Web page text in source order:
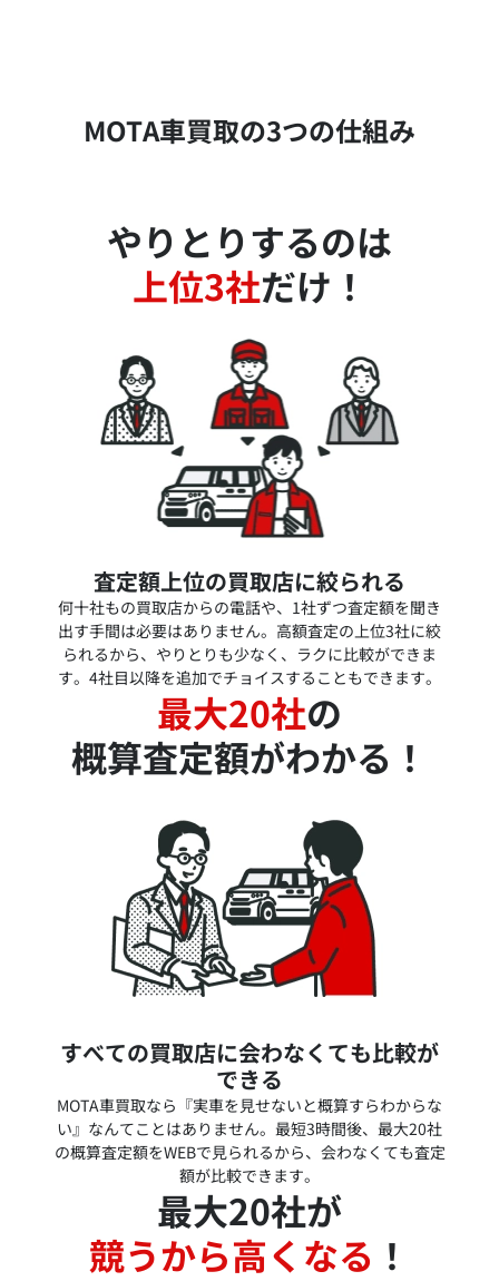
MOTA車買取の3つの仕組み
やりとりするのは
上位3社だけ！
査定額上位の買取店に絞られる
何十社もの買取店からの電話や、1社ずつ査定額を聞き
出す手間は必要はありません。高額査定の上位3社に絞
られるから、やりとりも少なく、ラクに比較ができま
す。4社目以降を追加でチョイスすることもできます。
最大20社の
概算査定額がわかる！
すべての買取店に会わなくても比較が
できる
MOTA車買取なら『実車を見せないと概算すらわからな
い』なんてことはありません。最短3時間後、最大20社
の概算査定額をWEBで見られるから、会わなくても査定
額が比較できます。
最大20社が
競うから高くなる ！